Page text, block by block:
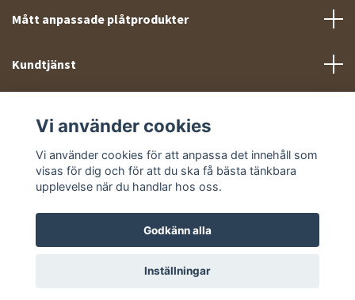
Mått anpassade plåtprodukter
Kundtjänst
Sociala medier
© 2026 Takprofiler.se
Vi använder cookies
Vi använder cookies för att anpassa det innehåll som
visas för dig och för att du ska få bästa tänkbara
upplevelse när du handlar hos oss.
Godkänn alla
Inställningar